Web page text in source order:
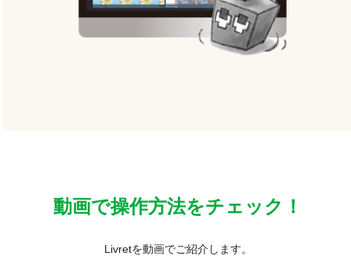
動画で操作方法をチェック！
Livretを動画でご紹介します。